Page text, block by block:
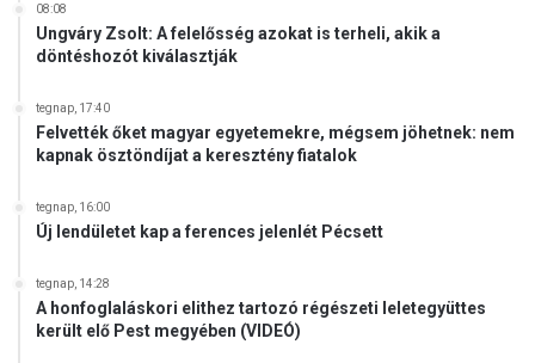
08:08
Ungváry Zsolt: A felelősség azokat is terheli, akik a
döntéshozót kiválasztják
tegnap, 17:40
Felvették őket magyar egyetemekre, mégsem jöhetnek: nem
kapnak ösztöndíjat a keresztény fiatalok
tegnap, 16:00
Új lendületet kap a ferences jelenlét Pécsett
tegnap, 14:28
A honfoglaláskori elithez tartozó régészeti leletegyüttes
került elő Pest megyében (VIDEÓ)